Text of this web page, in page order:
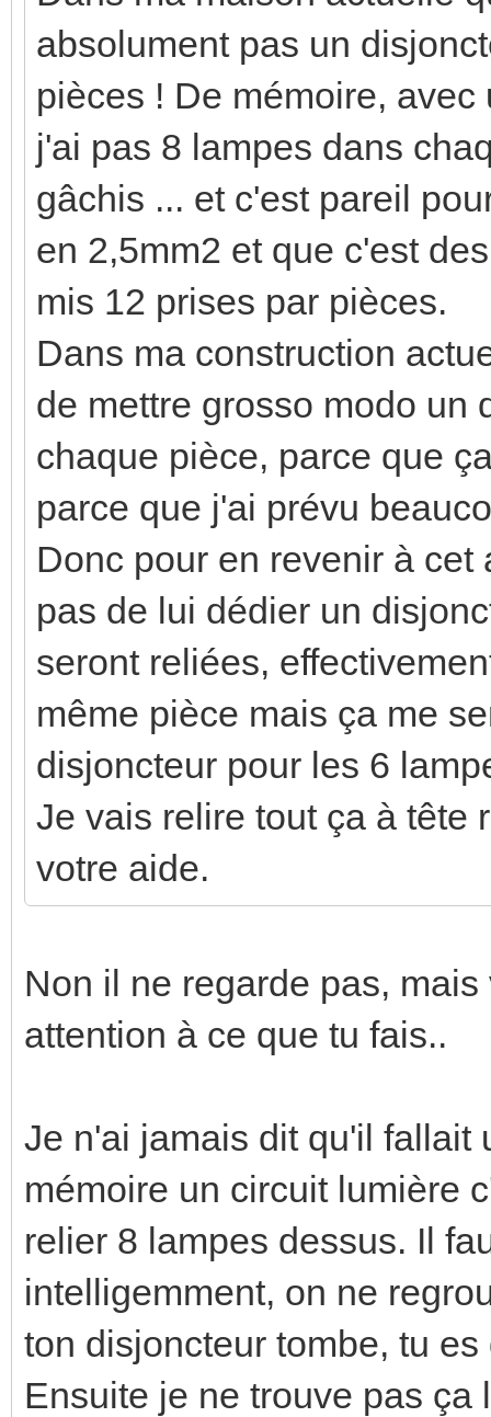
absolument pas un
pièces ! De mémoire,
j'ai pas 8 lampes dans
gâchis ... et c'est pareil
en 2,5mm2 et que c'est
mis 12 prises par pièces.
Dans ma construction
de mettre grosso modo un
chaque pièce, parce que
parce que j'ai prévu
Donc pour en revenir à
pas de lui dédier un
seront reliées,
même pièce mais ça me
disjoncteur pour les 6
Je vais relire tout ça à tête
votre aide.
Non il ne regarde pas,
attention à ce que tu fais..
Je n'ai jamais dit qu'il fallait
mémoire un circuit lumière
relier 8 lampes dessus. Il
intelligemment, on ne
ton disjoncteur tombe, tu
Ensuite je ne trouve pas